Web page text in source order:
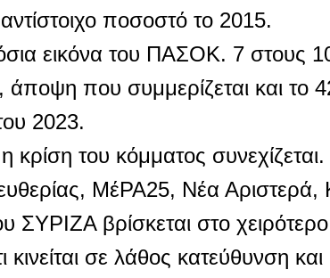
ποσοστό το 2015.
εικόνα του ΠΑΣΟΚ. 7 στους
άποψη που συμμερίζεται και το
2023.
κρίση του κόμματος
ΜέΡΑ25, Νέα Αριστερά,
ΣΥΡΙΖΑ βρίσκεται στο
σε λάθος κατεύθυνση